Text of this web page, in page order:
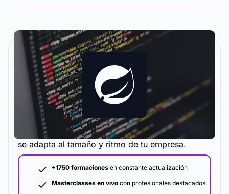
La metodología y plataforma de formación que
se adapta al tamaño y ritmo de tu empresa.
+1750 formaciones en constante actualización
Masterclasses en vivo con profesionales destacados